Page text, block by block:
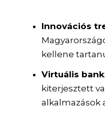
Innovációs
kellene
Virtuális bank
kiterjesztett
alkalmazások